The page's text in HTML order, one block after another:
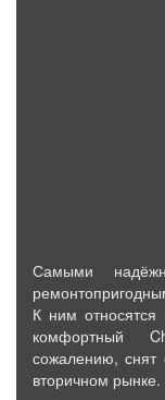
Самыми
К ним относятся
комфортный
сожалению, снят
вторичном рынке.